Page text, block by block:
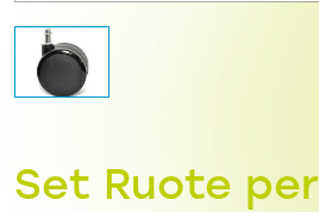
Set Ruote per